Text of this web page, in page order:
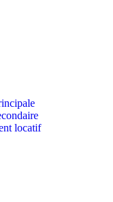
locatif